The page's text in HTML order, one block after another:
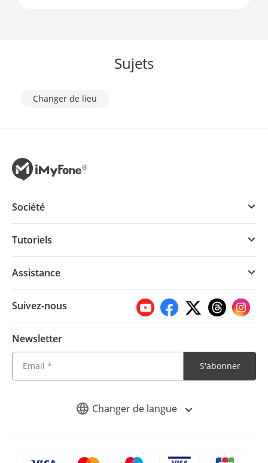
Sujets
Changer de lieu
Changer de langue
Société
Tutoriels
Assistance
Suivez-nous
Newsletter
S'abonner